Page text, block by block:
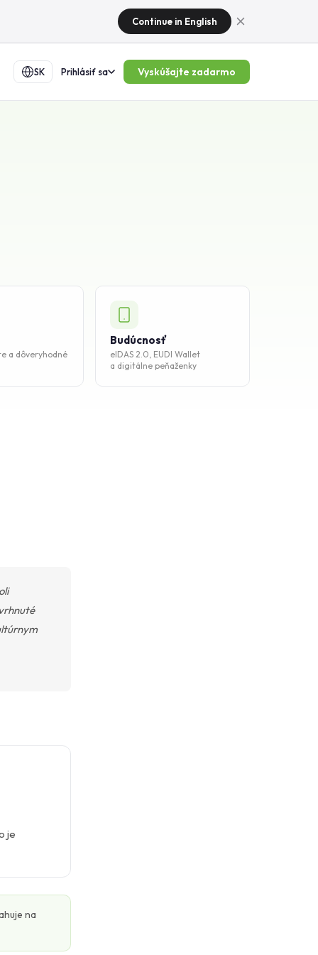
Continue in English
SK Prihlásiť sa Vyskúšajte zadarmo
a dôveryhodné
Budúcnosť
eIDAS 2.0, EUDI Wallet
a digitálne peňaženky
je
na